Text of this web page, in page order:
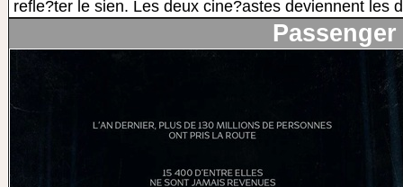
refle?ter le sien. Les deux cine?astes deviennent les
Passenger